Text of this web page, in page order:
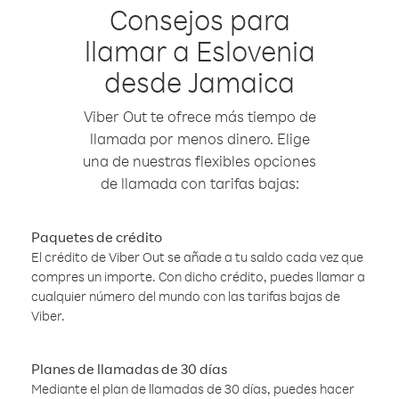
Consejos para
llamar a Eslovenia
desde Jamaica
Viber Out te ofrece más tiempo de
llamada por menos dinero. Elige
una de nuestras flexibles opciones
de llamada con tarifas bajas:
Paquetes de crédito
El crédito de Viber Out se añade a tu saldo cada vez que
compres un importe. Con dicho crédito, puedes llamar a
cualquier número del mundo con las tarifas bajas de
Viber.
Planes de llamadas de 30 días
Mediante el plan de llamadas de 30 días, puedes hacer